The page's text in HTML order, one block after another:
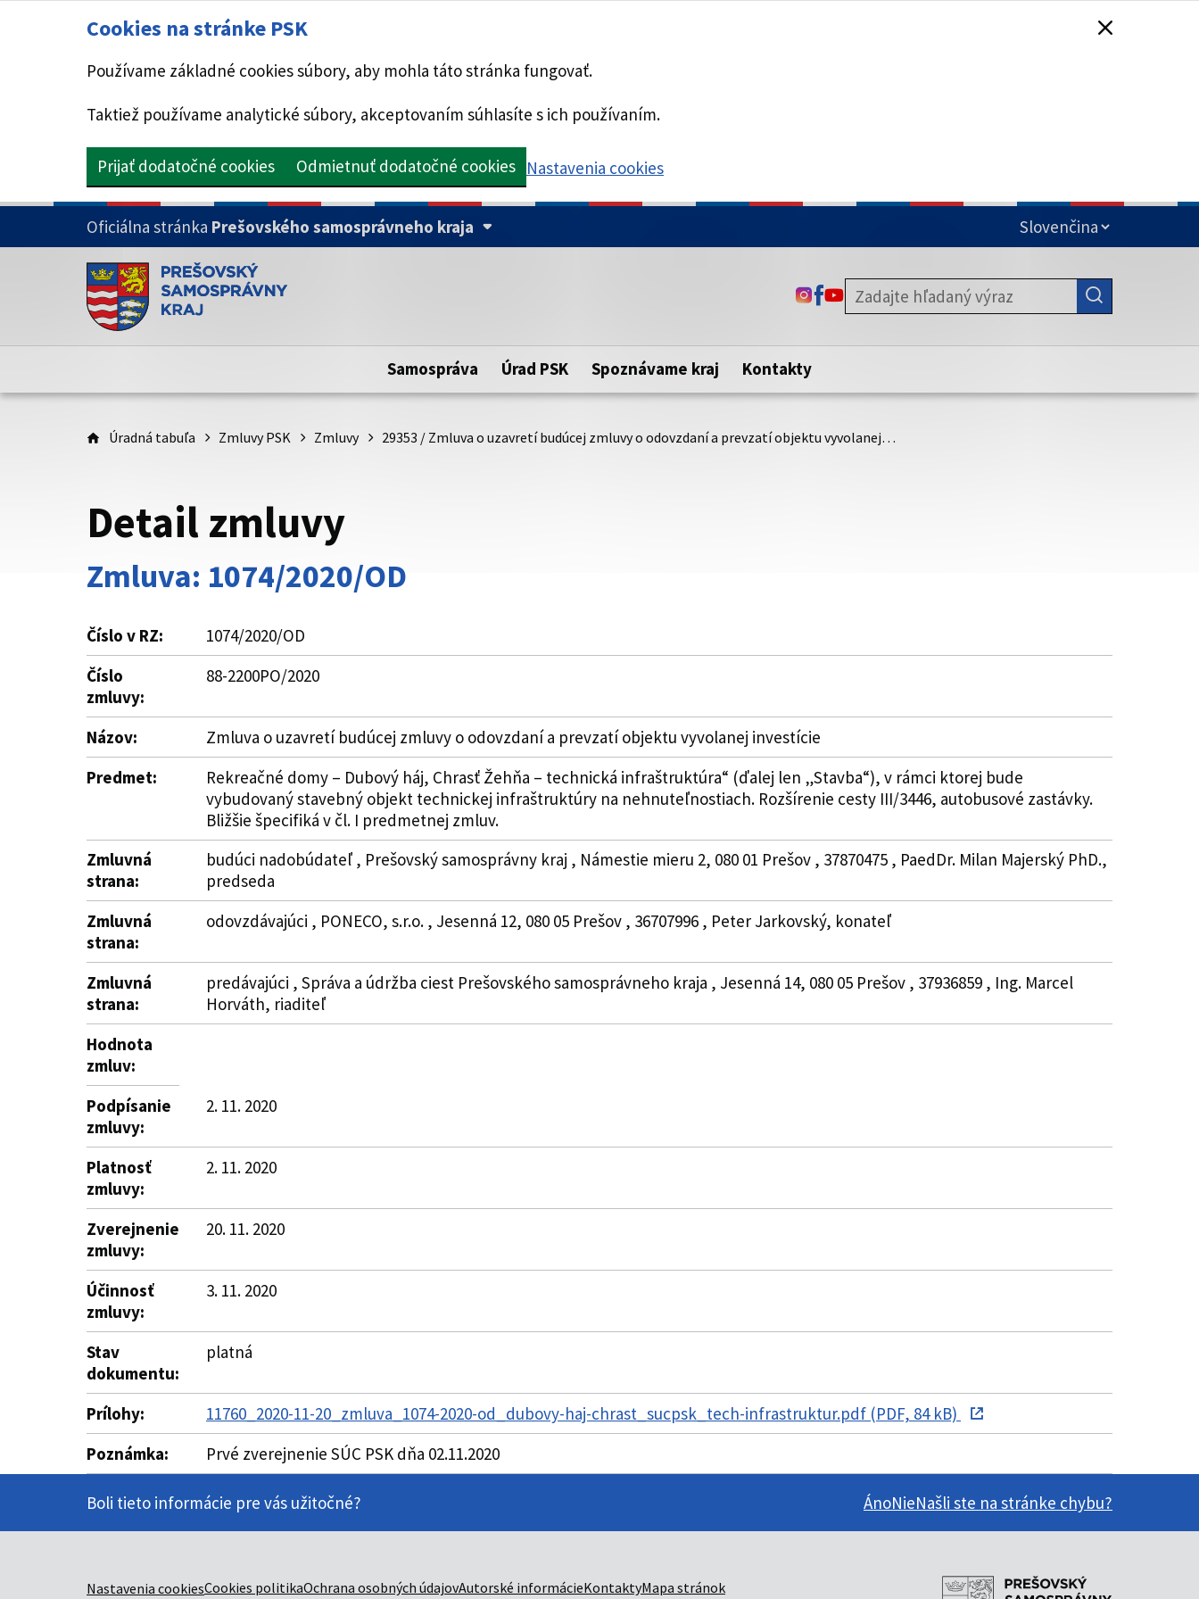
Cookies na stránke PSK
Používame základné cookies súbory, aby mohla táto stránka fungovať.
Taktiež používame analytické súbory, akceptovaním súhlasíte s ich používaním.
Prijať dodatočné cookies Odmietnuť dodatočné cookies Nastavenia cookies
PRESKOČIŤ NA HLAVNÝ OBSAH
Oficiálna stránka Prešovského samosprávneho kraja
Doména psk.sk je oficiálna
Toto je oficiálna webová stránka Prešovského samosprávneho kraja.
Táto stránka je zabezpečená
zabezpečenú webovú stránku. Zabezpečená stránka vždy začína
https:// pred názvom domény webového sídla.
ODKAZ SA OTVORÍ NA NOVEJ KARTE
ODKAZ SA OTVORÍ NA NOVEJ KARTE
ODKAZ SA OTVORÍ NA NOVEJ KARTE
Samospráva Úrad PSK Spoznávame kraj Kontakty
Úradná tabuľa Zmluvy PSK Zmluvy 29353 / Zmluva o uzavretí budúcej zmluvy o odovzdaní a prevzatí objektu vyvolanej…
Detail zmluvy
Zmluva: 1074/2020/OD
Číslo v RZ:
1074/2020/OD
Číslo
zmluvy:
88-2200PO/2020
Názov:
Zmluva o uzavretí budúcej zmluvy o odovzdaní a prevzatí objektu vyvolanej investície
Predmet:
Rekreačné domy – Dubový háj, Chrasť Žehňa – technická infraštruktúra“ (ďalej len „Stavba“), v rámci ktorej bude
vybudovaný stavebný objekt technickej infraštruktúry na nehnuteľnostiach. Rozšírenie cesty III/3446, autobusové zastávky.
Bližšie špecifiká v čl. I predmetnej zmluv.
Zmluvná
strana:
budúci nadobúdateľ , Prešovský samosprávny kraj , Námestie mieru 2, 080 01 Prešov , 37870475 , PaedDr. Milan Majerský PhD.,
predseda
Zmluvná
strana:
odovzdávajúci , PONECO, s.r.o. , Jesenná 12, 080 05 Prešov , 36707996 , Peter Jarkovský, konateľ
Zmluvná
strana:
predávajúci , Správa a údržba ciest Prešovského samosprávneho kraja , Jesenná 14, 080 05 Prešov , 37936859 , Ing. Marcel
Horváth, riaditeľ
Hodnota
zmluv:
Podpísanie
zmluvy:
2. 11. 2020
Platnosť
zmluvy:
2. 11. 2020
Zverejnenie
zmluvy:
20. 11. 2020
Účinnosť
zmluvy:
3. 11. 2020
Stav
dokumentu:
platná
Prílohy:
11760_2020-11-20_zmluva_1074-2020-od_dubovy-haj-chrast_sucpsk_tech-infrastruktur.pdf (PDF, 84 kB)
Poznámka:
Prvé zverejnenie SÚC PSK dňa 02.11.2020
Boli tieto informácie pre vás užitočné? ÁnoNieNašli ste na stránke chybu?
Nastavenia cookiesCookies politikaOchrana osobných údajovAutorské informácieKontaktyMapa stránok